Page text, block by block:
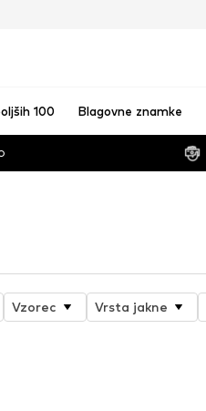
100 Blagovne znamke
Vzorec Vrsta jakne